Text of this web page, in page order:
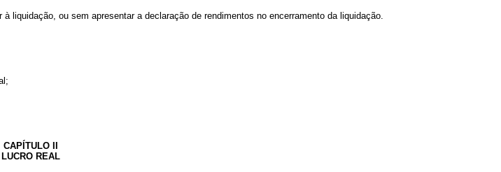
ou sem apresentar a declaração de rendimentos no encerramento da liquidação.
CAPÍTULO II
LUCRO REAL